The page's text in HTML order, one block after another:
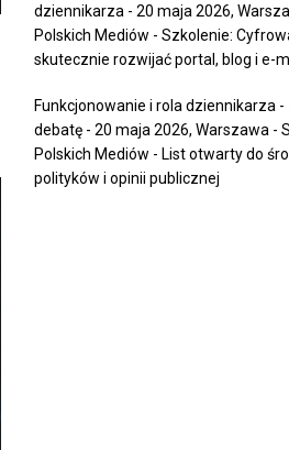
dziennikarza - 20 maja 2026,
Polskich Mediów - Szkolenie:
skutecznie rozwijać portal, blog i e-
Funkcjonowanie i rola dziennikarza
debatę - 20 maja 2026, Warszawa -
Polskich Mediów - List otwarty do
polityków i opinii publicznej